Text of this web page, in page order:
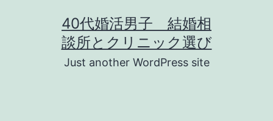
40代婚活男子 結婚相
談所とクリニック選び
Just another WordPress site